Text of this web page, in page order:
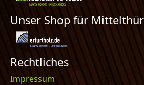
Unser Shop für
Rechtliches
Impressum